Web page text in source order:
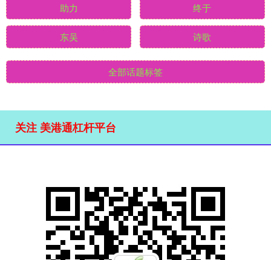
助力 终于
东吴 诗歌
全部话题标签
关注 美港通杠杆平台